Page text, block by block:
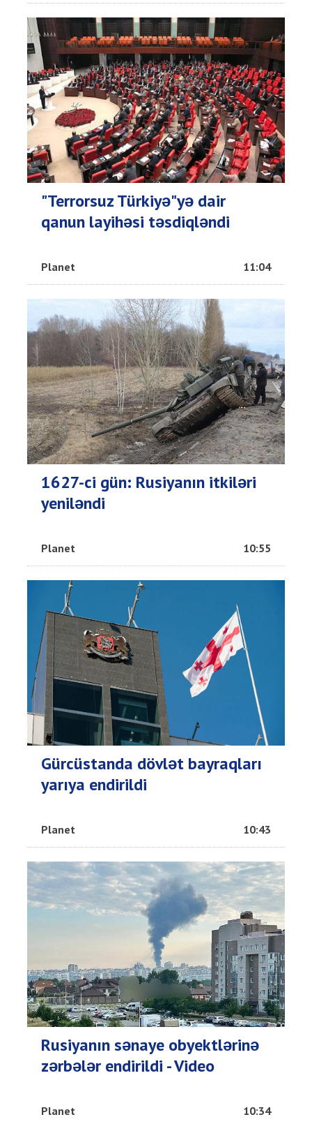
"Terrorsuz Türkiyə"yə dair
qanun layihəsi təsdiqləndi
Planet 11:04
1627-ci gün: Rusiyanın itkiləri
yeniləndi
Planet 10:55
Gürcüstanda dövlət bayraqları
yarıya endirildi
Planet 10:43
Rusiyanın sənaye obyektlərinə
zərbələr endirildi - Video
Planet 10:34